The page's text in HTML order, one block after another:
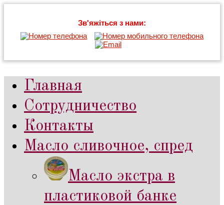
Зв'яжіться з нами:
Главная
Сотрудничество
Контакты
Масло сливочное, спред
Масло экстра в
пластиковой банке